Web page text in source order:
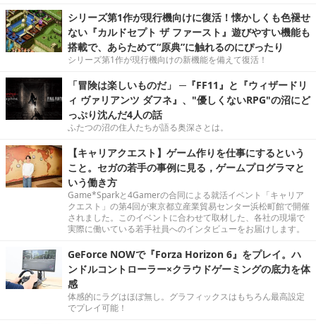
シリーズ第1作が現行機向けに復活！懐かしくも色褪せ
ない『カルドセプト ザ ファースト』遊びやすい機能も
搭載で、あらためて“原典”に触れるのにぴったり
シリーズ第1作が現行機向けの新機能を備えて復活！
「冒険は楽しいものだ」 ─『FF11』と『ウィザードリ
ィ ヴァリアンツ ダフネ』、"優しくないRPG"の沼にど
っぷり沈んだ4人の話
ふたつの沼の住人たちが語る奥深さとは。
【キャリアクエスト】ゲーム作りを仕事にするという
こと。セガの若手の事例に見る，ゲームプログラマと
いう働き方
Game*Sparkと4Gamerの合同による就活イベント「キャリア
クエスト」の第4回が東京都立産業貿易センター浜松町館で開催
されました。このイベントに合わせて取材した、各社の現場で
実際に働いている若手社員へのインタビューをお届けします。
GeForce NOWで『Forza Horizon 6』をプレイ。ハ
ンドルコントローラー×クラウドゲーミングの底力を体
感
体感的にラグはほぼ無し。グラフィックスはもちろん最高設定
でプレイ可能！